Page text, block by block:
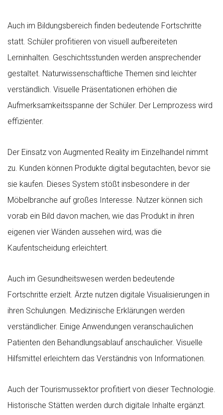
Auch im Bildungsbereich finden bedeutende Fortschritte
statt. Schüler profitieren von visuell aufbereiteten
Lerninhalten. Geschichtsstunden werden ansprechender
gestaltet. Naturwissenschaftliche Themen sind leichter
verständlich. Visuelle Präsentationen erhöhen die
Aufmerksamkeitsspanne der Schüler. Der Lernprozess wird
effizienter.
Der Einsatz von Augmented Reality im Einzelhandel nimmt
zu. Kunden können Produkte digital begutachten, bevor sie
sie kaufen. Dieses System stößt insbesondere in der
Möbelbranche auf großes Interesse. Nutzer können sich
vorab ein Bild davon machen, wie das Produkt in ihren
eigenen vier Wänden aussehen wird, was die
Kaufentscheidung erleichtert.
Auch im Gesundheitswesen werden bedeutende
Fortschritte erzielt. Ärzte nutzen digitale Visualisierungen in
ihren Schulungen. Medizinische Erklärungen werden
verständlicher. Einige Anwendungen veranschaulichen
Patienten den Behandlungsablauf anschaulicher. Visuelle
Hilfsmittel erleichtern das Verständnis von Informationen.
Auch der Tourismussektor profitiert von dieser Technologie.
Historische Stätten werden durch digitale Inhalte ergänzt.